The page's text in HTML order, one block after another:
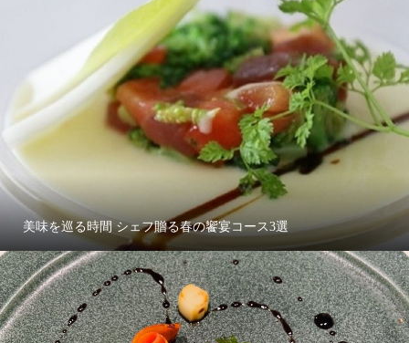
美味を巡る時間 シェフ贈る春の饗宴コース3選